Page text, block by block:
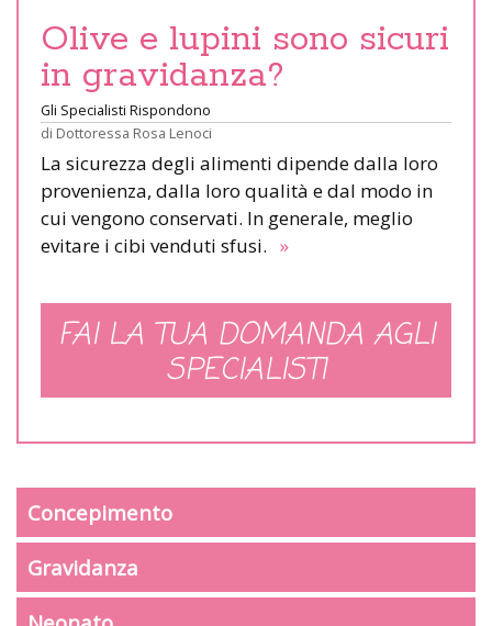
Olive e lupini sono sicuri
in gravidanza?
Gli Specialisti Rispondono
di Dottoressa Rosa Lenoci
La sicurezza degli alimenti dipende dalla loro
provenienza, dalla loro qualità e dal modo in
cui vengono conservati. In generale, meglio
evitare i cibi venduti sfusi. »
FAI LA TUA DOMANDA AGLI
SPECIALISTI
Concepimento
Gravidanza